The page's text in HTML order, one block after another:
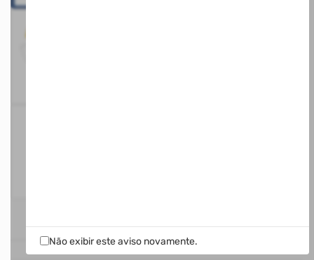
Não exibir este aviso novamente.
ESTATÍSTICAS